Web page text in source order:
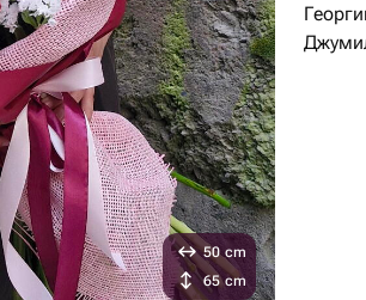
50 cm
65 cm